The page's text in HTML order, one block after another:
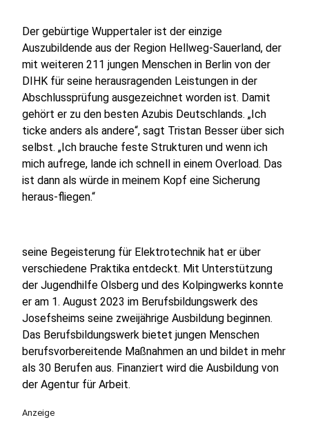
Der gebürtige Wuppertaler ist der einzige
Auszubildende aus der Region Hellweg-Sauerland, der
mit weiteren 211 jungen Menschen in Berlin von der
DIHK für seine herausragenden Leistungen in der
Abschlussprüfung ausgezeichnet worden ist. Damit
gehört er zu den besten Azubis Deutschlands. „Ich
ticke anders als andere“, sagt Tristan Besser über sich
selbst. „Ich brauche feste Strukturen und wenn ich
mich aufrege, lande ich schnell in einem Overload. Das
ist dann als würde in meinem Kopf eine Sicherung
heraus-fliegen.“
seine Begeisterung für Elektrotechnik hat er über
verschiedene Praktika entdeckt. Mit Unterstützung
der Jugendhilfe Olsberg und des Kolpingwerks konnte
er am 1. August 2023 im Berufsbildungswerk des
Josefsheims seine zweijährige Ausbildung beginnen.
Das Berufsbildungswerk bietet jungen Menschen
berufsvorbereitende Maßnahmen an und bildet in mehr
als 30 Berufen aus. Finanziert wird die Ausbildung von
der Agentur für Arbeit.
Anzeige